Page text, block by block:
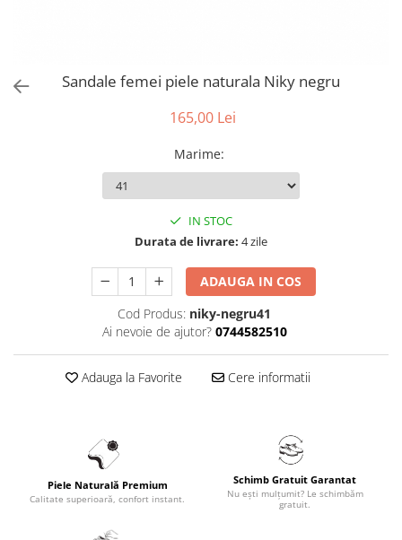
Sandale femei piele naturala Niky negru
165,00 Lei
Marime:
IN STOC
Durata de livrare: 4 zile
ADAUGA IN COS
Cod Produs: niky-negru41
Ai nevoie de ajutor? 0744582510
Adauga la Favorite Cere informatii
Piele Naturală Premium
Calitate superioară, confort instant.
Schimb Gratuit Garantat
Nu ești mulțumit? Le schimbăm
gratuit.